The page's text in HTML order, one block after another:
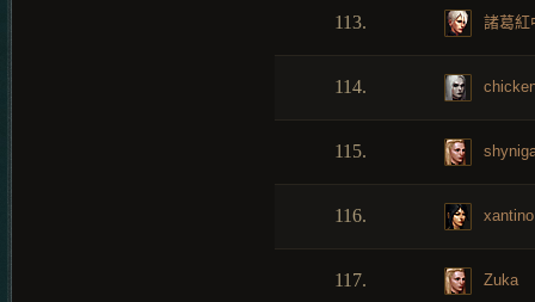
113. 諸葛紅
114.
115.
116. xantino
117. Zuka